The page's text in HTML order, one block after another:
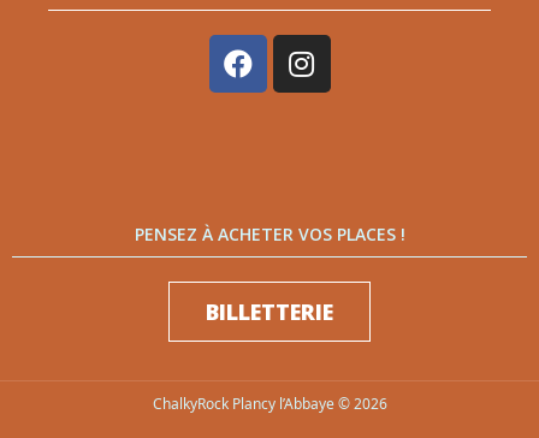
PENSEZ À ACHETER VOS PLACES !
BILLETTERIE
ChalkyRock Plancy l’Abbaye © 2026